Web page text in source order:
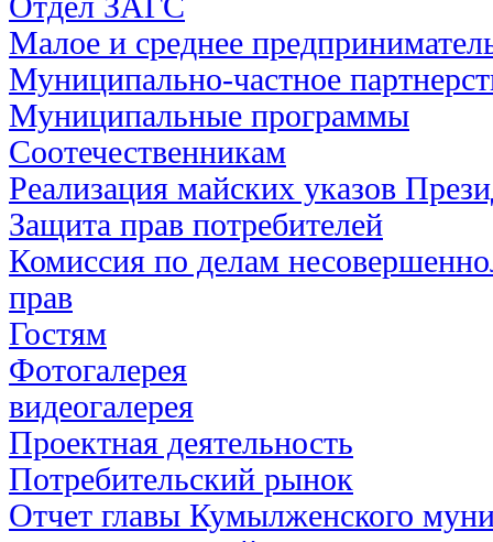
Малое и среднее
Муниципально-частное
Муниципальные программы
Соотечественникам
Реализация майских указов
Защита прав потребителей
Комиссия по делам
прав
Гостям
Фотогалерея
видеогалерея
Проектная деятельность
Потребительский рынок
Отчет главы Кумылженского